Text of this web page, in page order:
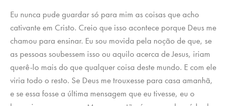
Eu nunca pude guardar só para mim as coisas que acho
cativante em Cristo. Creio que isso acontece porque Deus me
chamou para ensinar. Eu sou movida pela noção de que, se
as pessoas soubessem isso ou aquilo acerca de Jesus, iriam
querê-lo mais do que qualquer coisa deste mundo. E com ele
viria todo o resto. Se Deus me trouxesse para casa amanhã,
e se essa fosse a última mensagem que eu tivesse, eu o